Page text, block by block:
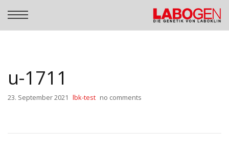
u-1711
23. September 2021 lbk-test no comments